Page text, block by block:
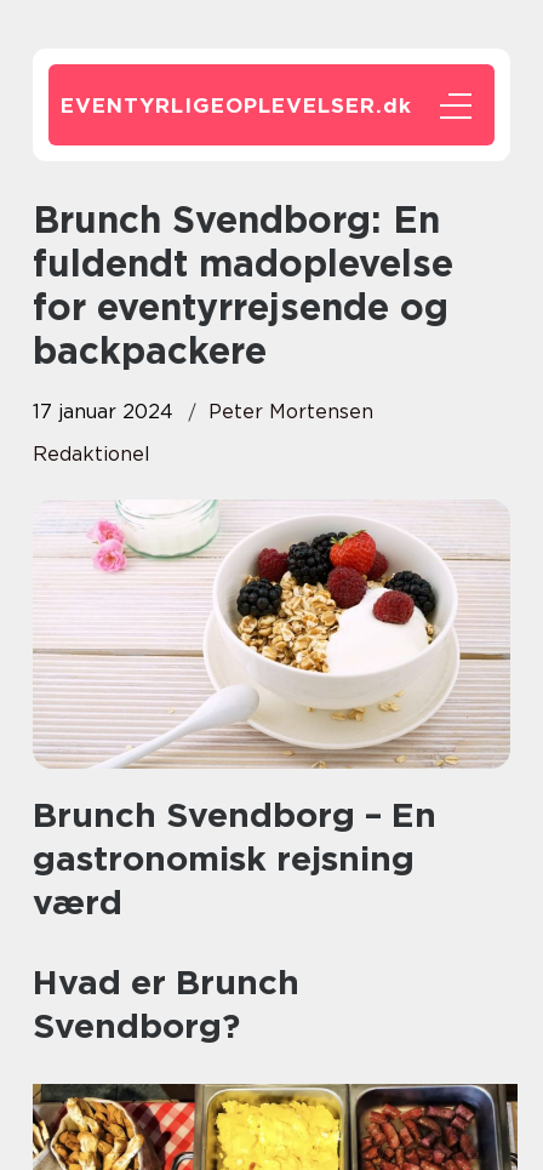
EVENTYRLIGEOPLEVELSER.dk
Brunch Svendborg: En
fuldendt madoplevelse
for eventyrrejsende og
backpackere
17 januar 2024
Peter Mortensen
Redaktionel
Brunch Svendborg – En
gastronomisk rejsning
værd
Hvad er Brunch
Svendborg?